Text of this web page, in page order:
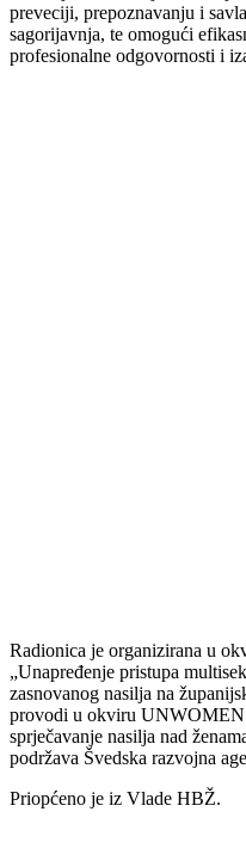
preveciji, prepoznavanju i
sagorijavnja, te omogući
profesionalne odgovornosti i
Radionica je organizirana u
„Unapređenje pristupa
zasnovanog nasilja na
provodi u okviru UNWOMEN
sprječavanje nasilja nad
podržava Švedska razvojna
Priopćeno je iz Vlade HBŽ.